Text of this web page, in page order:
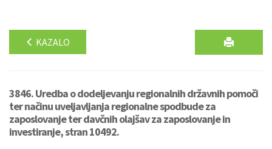
KAZALO
3846. Uredba o dodeljevanju regionalnih državnih pomoči
ter načinu uveljavljanja regionalne spodbude za
zaposlovanje ter davčnih olajšav za zaposlovanje in
investiranje, stran 10492.